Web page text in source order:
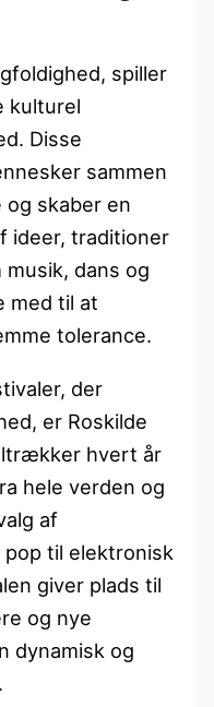
spiller
kulturel
Disse
sammen
skaber en
ideer, traditioner
dans og
med til at
tolerance.
der
er Roskilde
hvert år
hele verden og
af
pop til elektronisk
giver plads til
og nye
dynamisk og